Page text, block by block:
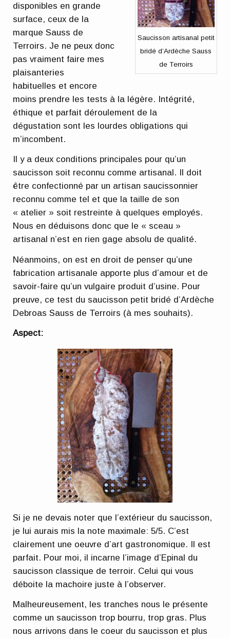
Saucisson artisanal petit
bridé d’Ardèche Sauss
de Terroirs
disponibles en grande
surface, ceux de la
marque Sauss de
Terroirs. Je ne peux donc
pas vraiment faire mes
plaisanteries
habituelles et encore
moins prendre les tests à la légère. Intégrité,
éthique et parfait déroulement de la
dégustation sont les lourdes obligations qui
m’incombent.
Il y a deux conditions principales pour qu’un
saucisson soit reconnu comme artisanal. Il doit
être confectionné par un artisan saucissonnier
reconnu comme tel et que la taille de son
« atelier » soit restreinte à quelques employés.
Nous en déduisons donc que le « sceau »
artisanal n’est en rien gage absolu de qualité.
Néanmoins, on est en droit de penser qu’une
fabrication artisanale apporte plus d’amour et de
savoir-faire qu’un vulgaire produit d’usine. Pour
preuve, ce test du saucisson petit bridé d’Ardèche
Debroas Sauss de Terroirs (à mes souhaits).
Aspect:
Si je ne devais noter que l’extérieur du saucisson,
je lui aurais mis la note maximale: 5/5. C’est
clairement une oeuvre d’art gastronomique. Il est
parfait. Pour moi, il incarne l’image d’Epinal du
saucisson classique de terroir. Celui qui vous
déboite la machoire juste à l’observer.
Malheureusement, les tranches nous le présente
comme un saucisson trop bourru, trop gras. Plus
nous arrivons dans le coeur du saucisson et plus